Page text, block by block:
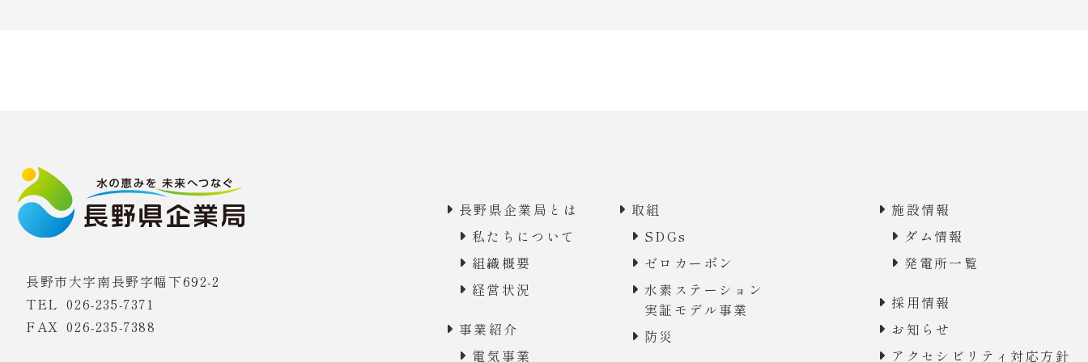
長野市大字南長野字幅下692-2
TEL026-235-7371
FAX 026-235-7388
長野県企業局とは
私たちについて
組織概要
経営状況
事業紹介
電気事業
取組
SDGs
ゼロカーボン
水素ステーション
実証モデル事業
防災
施設情報
ダム情報
発電所一覧
採用情報
お知らせ
アクセシビリティ対応方針